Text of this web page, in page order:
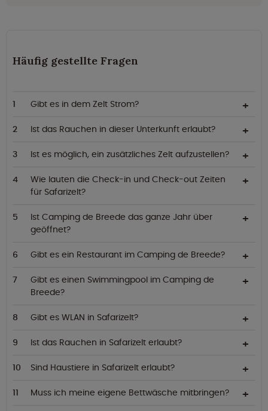
Häufig gestellte Fragen
Gibt es in dem Zelt Strom?
Ist das Rauchen in dieser Unterkunft erlaubt?
Ist es möglich, ein zusätzliches Zelt aufzustellen?
Wie lauten die Check-in und Check-out Zeiten
für Safarizelt?
Ist Camping de Breede das ganze Jahr über
geöffnet?
Gibt es ein Restaurant im Camping de Breede?
Gibt es einen Swimmingpool im Camping de
Breede?
Gibt es WLAN in Safarizelt?
Ist das Rauchen in Safarizelt erlaubt?
Sind Haustiere in Safarizelt erlaubt?
Muss ich meine eigene Bettwäsche mitbringen?